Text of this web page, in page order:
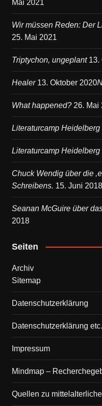
Mai 2021
Wir müssen Reden: Der
25. Mai 2021
Triptychon, ungeplant 13.
Healer 13. Oktober 2020
What happened? 26. Mai
Literaturcamp Heidelberg
Literaturcamp Heidelberg
Chuck Wendig über die
Schreibens. 15. Juni 2018
Seanan McGuire über
2018
Seiten
Archiv
Sitemap
Datenschutzerklärung
Datenschutzerklärung etc.
Impressum
Mindmap –
Quellen zu